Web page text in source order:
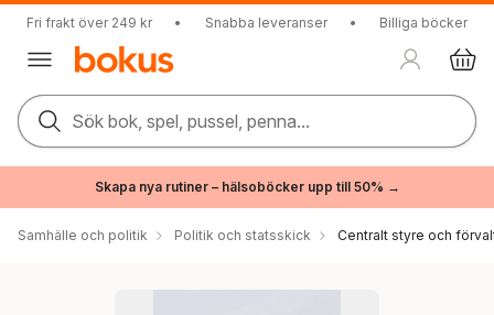
Fri frakt över 249 kr • Snabba leveranser • Billiga böcker
Sök bok, spel, pussel, penna...
Skapa nya rutiner – hälsoböcker upp till 50% →
Samhälle och politik Politik och statsskick Centralt styre och